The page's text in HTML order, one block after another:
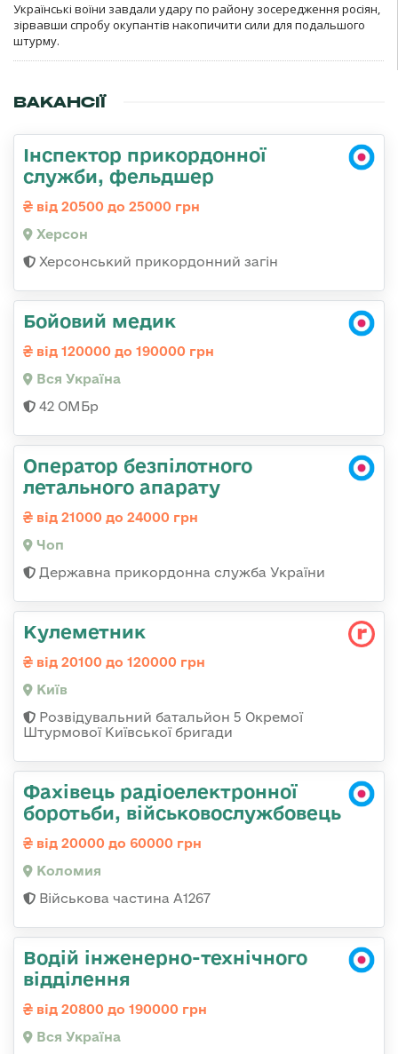
Українські воїни завдали удару по району зосередження росіян,
зірвавши спробу окупантів накопичити сили для подальшого
штурму.
ВАКАНСІЇ
Інспектор прикордонної
служби, фельдшер
від 20500 до 25000 грн
Херсон
Херсонський прикордонний загін
Бойовий медик
від 120000 до 190000 грн
Вся Україна
42 ОМБр
Оператор безпілотного
летального апарату
від 21000 до 24000 грн
Чоп
Державна прикордонна служба України
Кулеметник
від 20100 до 120000 грн
Київ
Розвідувальний батальйон 5 Окремої
Штурмової Київської бригади
Фахівець радіоелектронної
боротьби, військовослужбовець
від 20000 до 60000 грн
Коломия
Військова частина А1267
Водій інженерно-технічного
відділення
від 20800 до 190000 грн
Вся Україна